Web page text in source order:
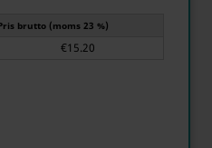
brutto (moms 23 %)
€15.20